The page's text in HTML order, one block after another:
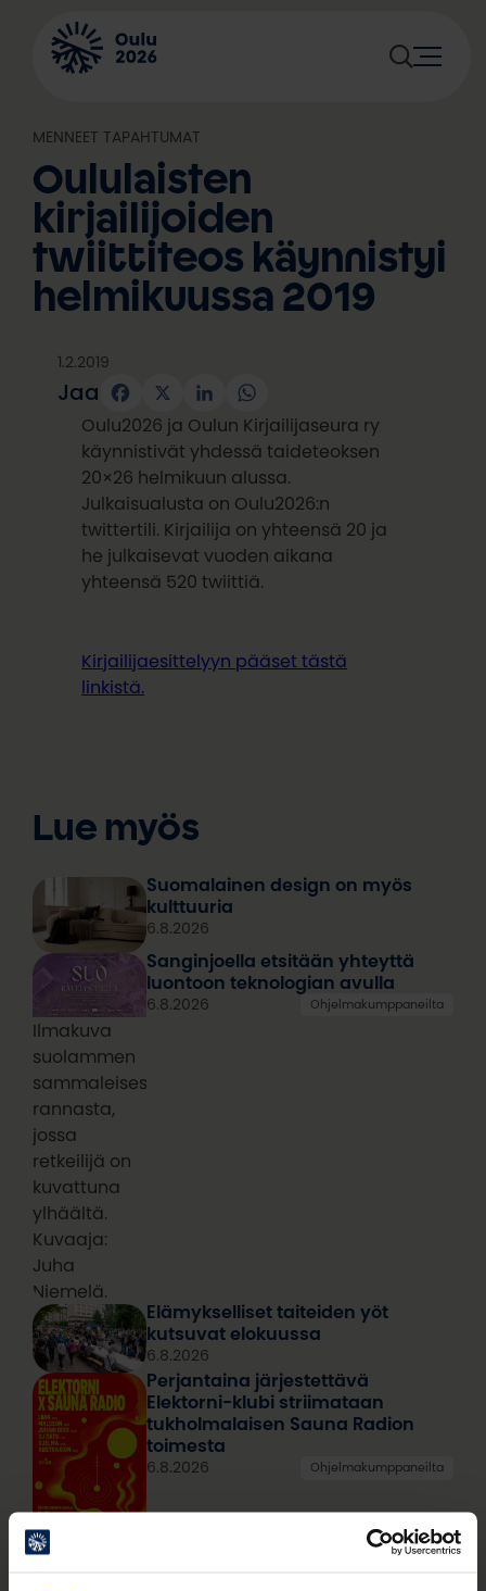
sisältöön
MENNEET TAPAHTUMAT
Oululaisten
kirjailijoiden
twiittiteos käynnistyi
helmikuussa 2019
1.2.2019
Jaa Facebook
X LinkedInWhatsApp
Oulu2026 ja Oulun Kirjailijaseura ry
käynnistivät yhdessä taideteoksen
20×26 helmikuun alussa.
Julkaisualusta on Oulu2026:n
twittertili. Kirjailija on yhteensä 20 ja
he julkaisevat vuoden aikana
yhteensä 520 twiittiä.
Kirjailijaesittelyyn pääset tästä
linkistä.
Lue myös
Suomalainen design on myös
kulttuuria
6.8.2026
Ilmakuva
suolammen
sammaleisesta
rannasta,
jossa
retkeilijä on
kuvattuna
ylhäältä.
Kuvaaja:
Juha
Niemelä.
Sanginjoella etsitään yhteyttä
luontoon teknologian avulla
6.8.2026 Ohjelmakumppaneilta
Elämykselliset taiteiden yöt
kutsuvat elokuussa
6.8.2026
Tapahtumagrafiikka
Perjantaina järjestettävä
Elektorni-klubi striimataan
tukholmalaisen Sauna Radion
toimesta
6.8.2026 Ohjelmakumppaneilta